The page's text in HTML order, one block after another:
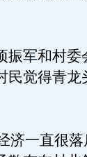
军和村委
民觉得青龙
一直很落